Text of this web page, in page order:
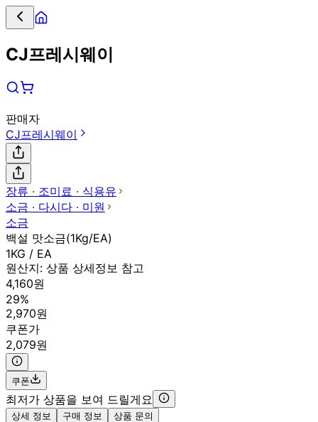
CJ프레시웨이
판매자
CJ프레시웨이
장류 ∙ 조미료 ∙ 식용유
소금 ∙ 다시다 ∙ 미원
소금
백설 맛소금(1Kg/EA)
1KG / EA
원산지: 상품 상세정보 참고
4,160원
29%
2,970원
쿠폰가
2,079원
쿠폰
최저가 상품을 보여 드릴게요
상세 정보 구매 정보 상품 문의